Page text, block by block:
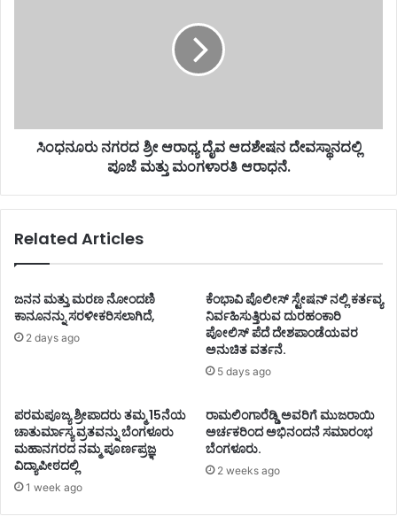
ಸಿಂಧನೂರು ನಗರದ ಶ್ರೀ ಆರಾಧ್ಯ ದೈವ ಆದಶೇಷನ ದೇವಸ್ಥಾನದಲ್ಲಿ
ಪೂಜೆ ಮತ್ತು ಮಂಗಳಾರತಿ ಆರಾಧನೆ.
Related Articles
ಜನನ ಮತ್ತು ಮರಣ ನೋಂದಣಿ
ಕಾನೂನನ್ನು ಸರಳೀಕರಿಸಲಾಗಿದೆ,
2 days ago
ಕೆಂಭಾವಿ ಪೊಲೀಸ್ ಸ್ಟೇಷನ್ ನಲ್ಲಿ ಕರ್ತವ್ಯ
ನಿರ್ವಹಿಸುತ್ತಿರುವ ದುರಹಂಕಾರಿ
ಪೋಲಿಸ್ ಪೆದೆ ದೇಶಪಾಂಡೆಯವರ
ಅನುಚಿತ ವರ್ತನೆ.
5 days ago
ಪರಮಪೂಜ್ಯ ಶ್ರೀಪಾದರು ತಮ್ಮ 15ನೆಯ
ಚಾತುರ್ಮಾಸ್ಯ ವ್ರತವನ್ನು ಬೆಂಗಳೂರು
ಮಹಾನಗರದ ನಮ್ಮ ಪೂರ್ಣಪ್ರಜ್ಞ
ವಿದ್ಯಾಪೀಠದಲ್ಲಿ
1 week ago
ರಾಮಲಿಂಗಾರೆಡ್ಡಿ ಅವರಿಗೆ ಮುಜರಾಯಿ
ಅರ್ಚಕರಿಂದ ಅಭಿನಂದನೆ ಸಮಾರಂಭ
ಬೆಂಗಳೂರು.
2 weeks ago